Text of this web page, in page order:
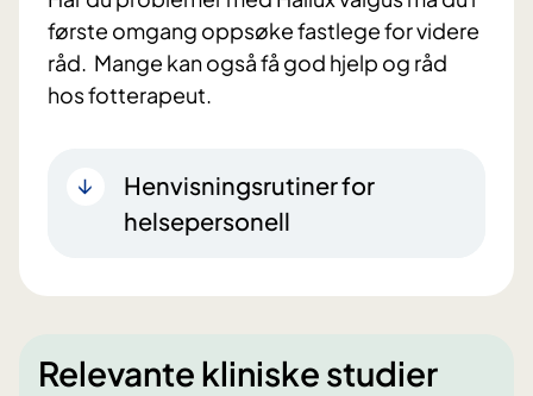
første omgang oppsøke fastlege for videre
råd. Mange kan også få god hjelp og råd
hos fotterapeut.
Henvisningsrutiner for
helsepersonell
Relevante kliniske studier